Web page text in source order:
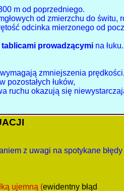
m od poprzedniego.
od zmierzchu do świtu,
odcinka mierzonego od
tablicami prowadzącymi na łuku.
zmniejszenia prędkości,
pozostałych łuków,
ruchu okazują się
z uwagi na spotykane
ujemną (ewidentny błąd